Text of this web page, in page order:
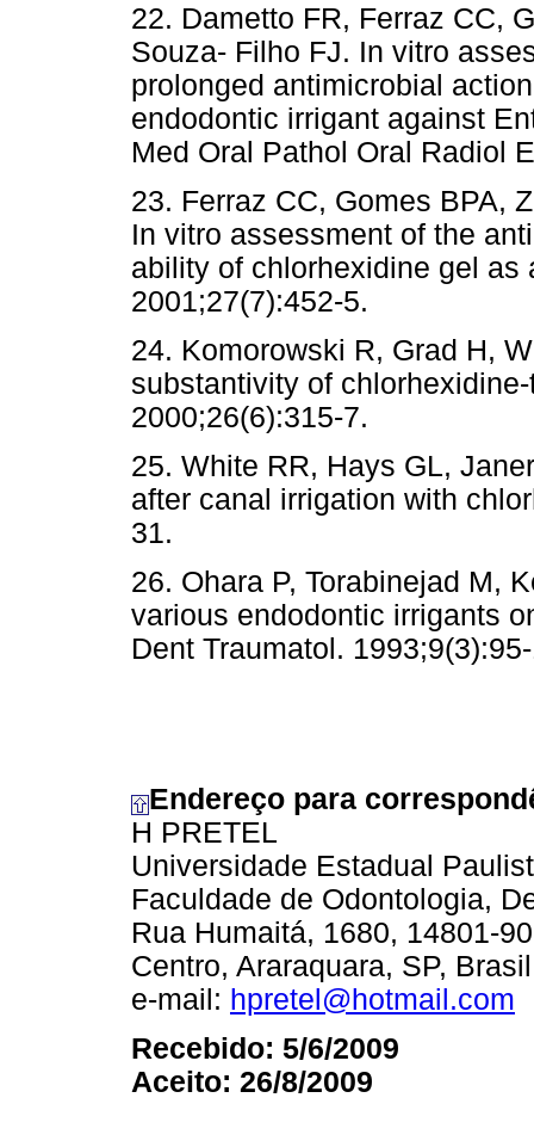
22. Dametto FR, Ferraz CC,
Souza- Filho FJ. In vitro
prolonged antimicrobial
endodontic irrigant against
Med Oral Pathol Oral Radiol
23. Ferraz CC, Gomes BPA,
In vitro assessment of the
ability of chlorhexidine gel as
2001;27(7):452-5.
24. Komorowski R, Grad H,
substantivity of
2000;26(6):315-7.
25. White RR, Hays GL,
after canal irrigation with
31.
26. Ohara P, Torabinejad M,
various endodontic irrigants
Dent Traumatol.
Endereço para
H PRETEL
Universidade Estadual
Faculdade de Odontologia,
Rua Humaitá, 1680, 14801-
Centro, Araraquara, SP,
e-mail: hpretel@hotmail.com
Recebido: 5/6/2009
Aceito: 26/8/2009